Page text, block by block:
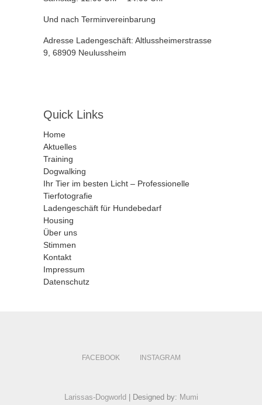
Und nach Terminvereinbarung
Adresse Ladengeschäft: Altlussheimerstrasse
9, 68909 Neulussheim
Quick Links
Home
Aktuelles
Training
Dogwalking
Ihr Tier im besten Licht – Professionelle
Tierfotografie
Ladengeschäft für Hundebedarf
Housing
Über uns
Stimmen
Kontakt
Impressum
Datenschutz
FACEBOOK INSTAGRAM
Larissas-Dogworld | Designed by: Mumi